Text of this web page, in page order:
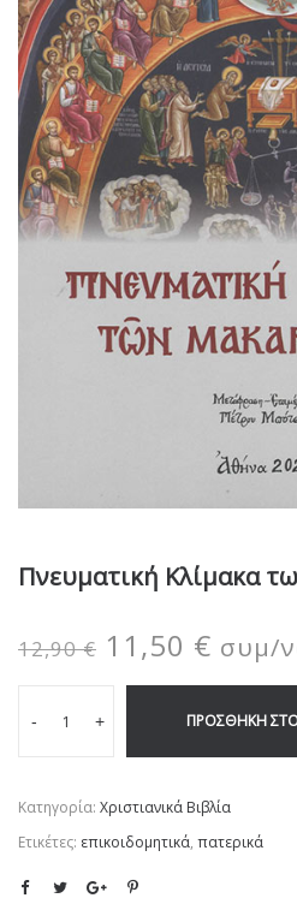
Πνευματική Κλίμακα
12,90€ 11,50 € συμ/
- + ΠΡΟΣΘΉΚΗ
Κατηγορία: Χριστιανικά Βιβλία
Ετικέτες: επικοιδομητικά, πατερικά